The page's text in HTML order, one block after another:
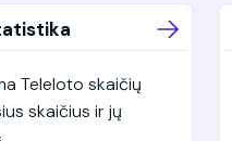
Teleloto skaičių
skaičius ir jų